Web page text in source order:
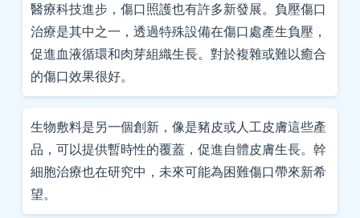
醫療科技進步，傷口照護也有許多新發展。負壓傷口
治療是其中之一，透過特殊設備在傷口處產生負壓，
促進血液循環和肉芽組織生長。對於複雜或難以癒合
的傷口效果很好。
生物敷料是另一個創新，像是豬皮或人工皮膚這些產
品，可以提供暫時性的覆蓋，促進自體皮膚生長。幹
細胞治療也在研究中，未來可能為困難傷口帶來新希
望。